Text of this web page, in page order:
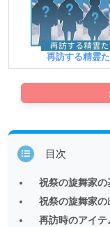
再訪する精霊
目次
祝祭の旋舞家の
祝祭の旋舞家
再訪時のアイテ